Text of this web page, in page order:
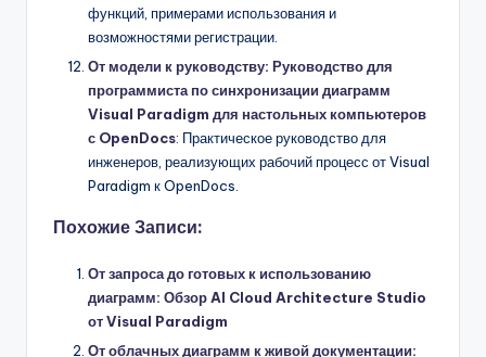
функций, примерами использования и
возможностями регистрации.
От модели к руководству: Руководство для
программиста по синхронизации диаграмм
Visual Paradigm для настольных компьютеров
с OpenDocs: Практическое руководство для
инженеров, реализующих рабочий процесс от Visual
Paradigm к OpenDocs.
Похожие Записи:
От запроса до готовых к использованию
диаграмм: Обзор AI Cloud Architecture Studio
от Visual Paradigm
От облачных диаграмм к живой документации: